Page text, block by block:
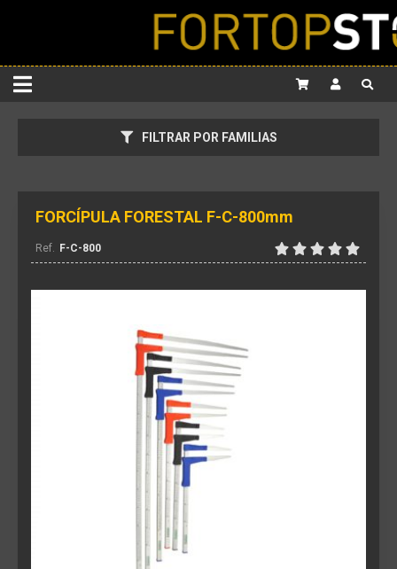
FILTRAR POR FAMILIAS
FORCÍPULA FORESTAL F-C-800mm
F-C-800